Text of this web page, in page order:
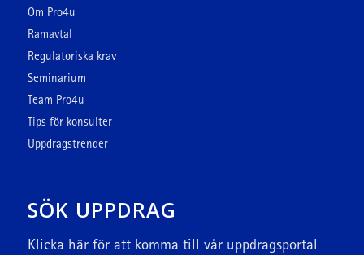
Om Pro4u
Ramavtal
Regulatoriska krav
Seminarium
Team Pro4u
Tips för konsulter
Uppdragstrender
SÖK UPPDRAG
Klicka härför att komma till vår uppdragsportal